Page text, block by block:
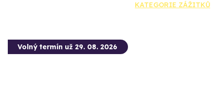
KATEGORIE ZÁŽITKŮ
Volný termín už 29. 08. 2026